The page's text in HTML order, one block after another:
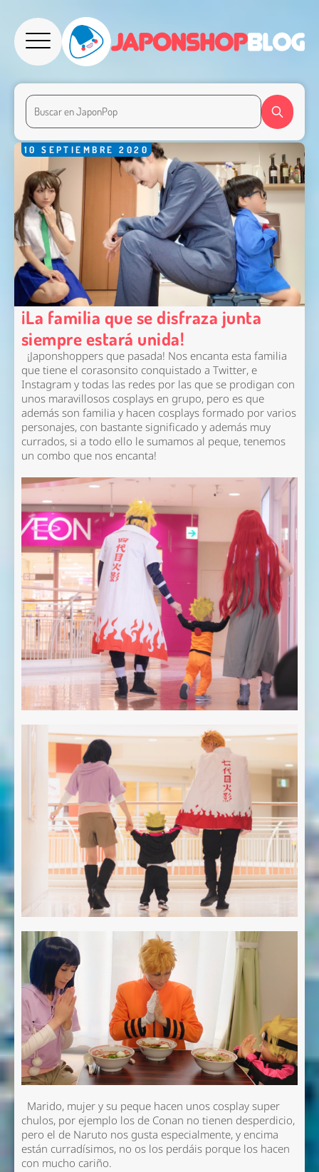
10 SEPTIEMBRE 2020
¡La familia que se disfraza junta
siempre estará unida!
¡Japonshoppers que pasada! Nos encanta esta familia
que tiene el corasonsito conquistado a Twitter, e
Instagram y todas las redes por las que se prodigan con
unos maravillosos cosplays en grupo, pero es que
además son familia y hacen cosplays formado por varios
personajes, con bastante significado y además muy
currados, si a todo ello le sumamos al peque, tenemos
un combo que nos encanta!
Marido, mujer y su peque hacen unos cosplay super
chulos, por ejemplo los de Conan no tienen desperdicio,
pero el de Naruto nos gusta especialmente, y encima
están curradísimos, no os los perdáis porque los hacen
con mucho cariño.